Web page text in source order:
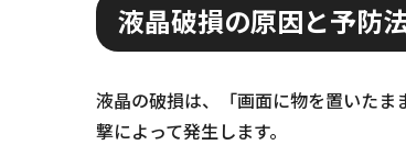
液晶破損の原因と予防
液晶の破損は、「画面に物を置いた
撃によって発生します。